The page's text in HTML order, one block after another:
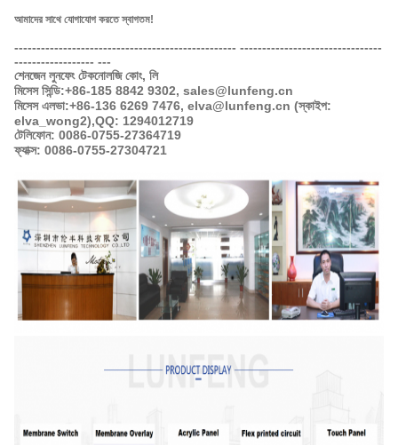
আমাদের সাথে যোগাযোগ করতে স্বাগতম!
-------------------------------------------------- --------------------------------
------------------ ---
শেনজেন লুনফেং টেকনোলজি কোং, লি
মিসেস সিন্ডি:+86-185 8842 9302, sales@lunfeng.cn
মিসেস এলভা:+86-136 6269 7476, elva@lunfeng.cn (স্কাইপ:
elva_wong2),QQ: 1294012719
টেলিফোন: 0086-0755-27364719
ফ্যাক্স: 0086-0755-27304721